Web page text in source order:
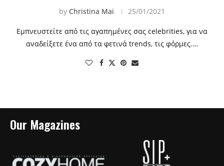
by Christina Mai 25/01/2021
Εμπνευστείτε από τις αγαπημένες σας celebrities, για να
αναδείξετε ένα από τα φετινά trends, τις φόρμες.…
Our Magazines